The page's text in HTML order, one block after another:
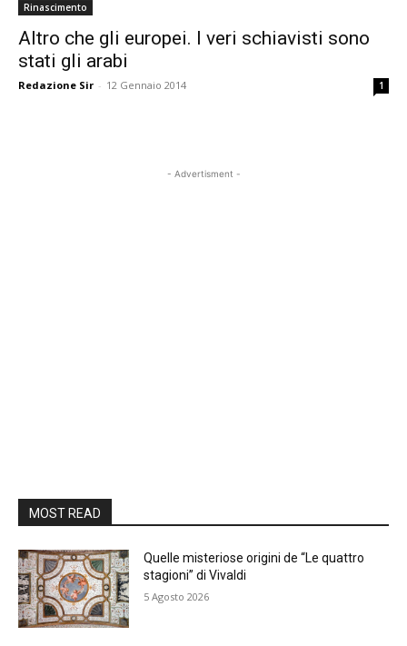
Rinascimento
Altro che gli europei. I veri schiavisti sono
stati gli arabi
Redazione Sir - 12 Gennaio 2014 1
- Advertisment -
MOST READ
Quelle misteriose origini de “Le quattro
stagioni” di Vivaldi
5 Agosto 2026